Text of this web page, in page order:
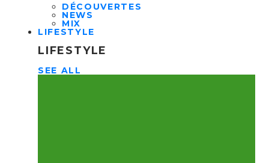
DÉCOUVERTES
NEWS
MIX
LIFESTYLE
LIFESTYLE
SEE ALL